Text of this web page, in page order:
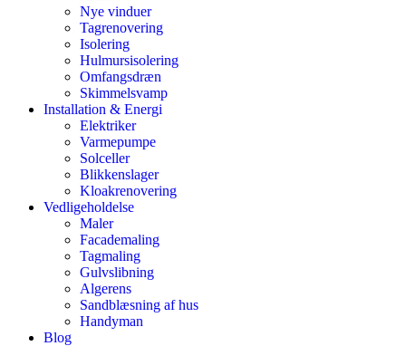
Nye vinduer
Tagrenovering
Isolering
Hulmursisolering
Omfangsdræn
Skimmelsvamp
Installation & Energi
Elektriker
Varmepumpe
Solceller
Blikkenslager
Kloakrenovering
Vedligeholdelse
Maler
Facademaling
Tagmaling
Gulvslibning
Algerens
Sandblæsning af hus
Handyman
Blog